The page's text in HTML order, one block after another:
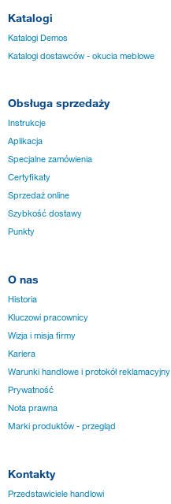
Katalogi
Katalogi Demos
Katalogi dostawców - okucia meblowe
Obsługa sprzedaży
Instrukcje
Aplikacja
Specjalne zamówienia
Certyfikaty
Sprzedaż online
Szybkość dostawy
Punkty
O nas
Historia
Kluczowi pracownicy
Wizja i misja firmy
Kariera
Warunki handlowe i protokół reklamacyjny
Prywatność
Nota prawna
Marki produktów - przegląd
Kontakty
Przedstawiciele handlowi